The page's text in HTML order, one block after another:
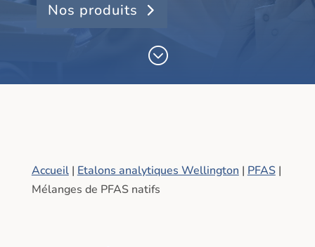
Nos produits
;
Accueil| Etalons analytiques Wellington | PFAS|
Mélanges de PFAS natifs